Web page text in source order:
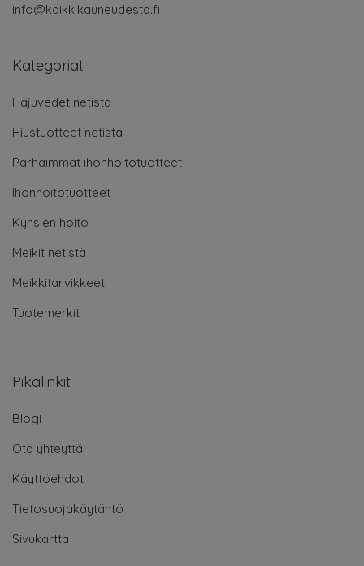
info@kaikkikauneudesta.fi
Kategoriat
Hajuvedet netistä
Hiustuotteet netistä
Parhaimmat ihonhoitotuotteet
Ihonhoitotuotteet
Kynsien hoito
Meikit netistä
Meikkitarvikkeet
Tuotemerkit
Pikalinkit
Blogi
Ota yhteyttä
Käyttöehdot
Tietosuojakäytäntö
Sivukartta